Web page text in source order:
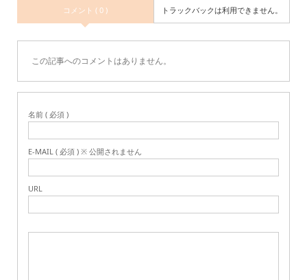
コメント ( 0 ) トラックバックは利用できません。
この記事へのコメントはありません。
名前 ( 必須 )
E-MAIL ( 必須 ) ※ 公開されません
URL